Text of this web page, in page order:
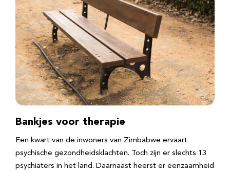
Bankjes voor therapie
Een kwart van de inwoners van Zimbabwe ervaart
psychische gezondheidsklachten. Toch zijn er slechts 13
psychiaters in het land. Daarnaast heerst er eenzaamheid